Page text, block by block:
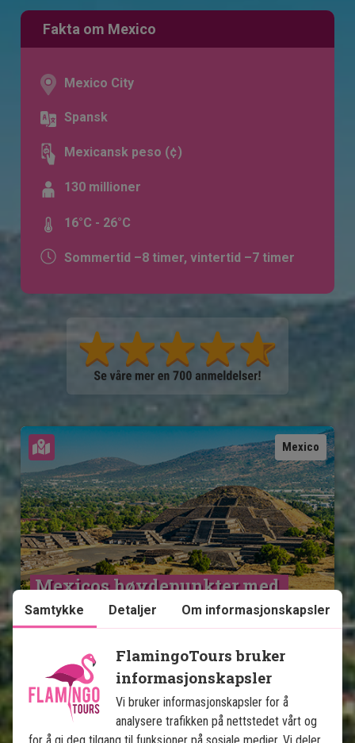
Fakta om Mexico
Mexico City
Spansk
Mexicansk peso (¢)
130 millioner
16°C - 26°C
Sommertid –8 timer, vintertid –7 timer
Mexico
Mexicos høydepunkter med
badeferie på Isla Holbox
13 netters rundreise
Storbyliv i Mexico City
Pyramider i Teotihuacán
Ruiner i Puebla & Oaxaca
Sjarmerende Mérida
Samtykke Detaljer Om informasjonskapsler
FlamingoTours bruker
informasjonskapsler
Vi bruker informasjonskapsler for å
analysere trafikken på nettstedet vårt og